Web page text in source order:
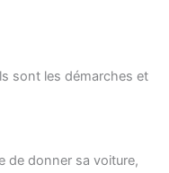
sont les démarches et
de donner sa voiture,